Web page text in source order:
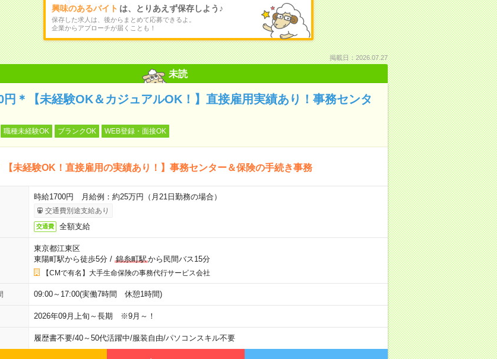
興味のあるバイト は、とりあえず保存しよう♪
保存した求人は、後からまとめて応募できるよ。
企業からアプローチが届くことも！
掲載日：2026.07.27
未読
円＊【未経験OK＆カジュアルOK！】直接雇用実績あり！事務センタ
職種未経験OK ブランクOK WEB登録・面接OK
【未経験OK！直接雇用の実績あり！】事務センター＆保険の手続き事務
時給1700円 月給例：約25万円（月21日勤務の場合）
交通費別途支給あり
交通費 全額支給
東京都江東区
東陽町駅から徒歩5分/ 錦糸町駅から民間バス15分
【CMで有名】大手生命保険の事務代行サービス会社
09:00～17:00(実働7時間 休憩1時間)
2026年09月上旬～長期 ※9月～！
履歴書不要/40～50代活躍中/服装自由/パソコンスキル不要